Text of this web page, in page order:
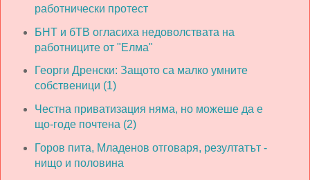
работнически протест
БНТ и бТВ огласиха недоволствата на
работниците от "Елма"
Георги Дренски: Защото са малко умните
собственици (1)
Честна приватизация няма, но можеше да е
що-годе почтена (2)
Горов пита, Младенов отговаря, резултатът -
нищо и половина